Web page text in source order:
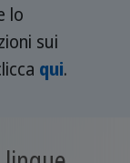
lo
sui
qui.